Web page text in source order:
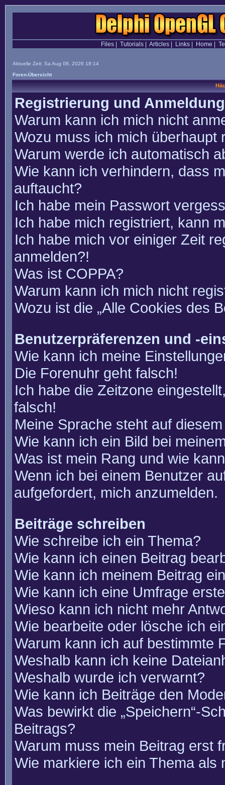
Files| Tutorials| Articles| Links| Home
Aktuelle Zeit: Sa Aug 08, 2026 18:14
Foren-Übersicht
Registrierung und Anmeldung
Warum kann ich mich nicht
Wozu muss ich mich überhaupt
Warum werde ich automatisch
Wie kann ich verhindern, dass
auftaucht?
Ich habe mein Passwort
Ich habe mich registriert, kann
Ich habe mich vor einiger Zeit
anmelden?!
Was ist COPPA?
Warum kann ich mich nicht
Wozu ist die „Alle Cookies des
Benutzerpräferenzen und -
Wie kann ich meine
Die Forenuhr geht falsch!
Ich habe die Zeitzone
falsch!
Meine Sprache steht auf
Wie kann ich ein Bild bei
Was ist mein Rang und wie
Wenn ich bei einem Benutzer
aufgefordert, mich anzumelden.
Beiträge schreiben
Wie schreibe ich ein Thema?
Wie kann ich einen Beitrag
Wie kann ich meinem Beitrag
Wie kann ich eine Umfrage
Wieso kann ich nicht mehr
Wie bearbeite oder lösche ich
Warum kann ich auf bestimmte
Weshalb kann ich keine
Weshalb wurde ich verwarnt?
Wie kann ich Beiträge den
Was bewirkt die „Speichern“-
Beitrags?
Warum muss mein Beitrag erst
Wie markiere ich ein Thema als